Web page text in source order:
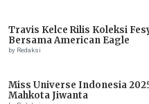
Travis Kelce Rilis Koleksi
Bersama American Eagle
by Redaksi
Miss Universe Indonesia
Mahkota Jiwanta